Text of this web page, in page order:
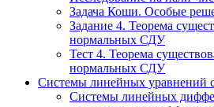
Задача Коши. Особые
Задание 4. Теорема
нормальных СДУ
Тест 4. Теорема
нормальных СДУ
Системы линейных уравнений
Системы линейных